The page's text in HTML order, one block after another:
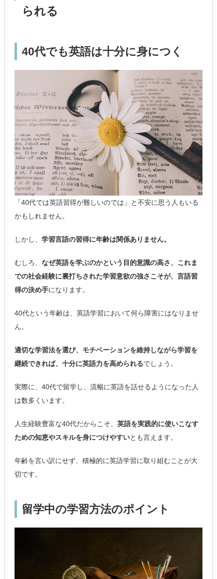
られる
40代でも英語は十分に身につく
「40代では英語習得が難しいのでは」と不安に思う人もいる
かもしれません。
しかし、 学習言語の習得に年齢は関係ありません。
むしろ、 なぜ英語を学ぶのかという目的意識の高さ、これま
での社会経験に裏打ちされた学習意欲の強さこそが、言語習
得の決め手になります。
40代という年齢は、英語学習において何ら障害にはなりませ
ん。
適切な学習法を選び、モチベーションを維持しながら学習を
継続できれば、十分に英語力を高められるでしょう。
実際に、40代で留学し、流暢に英語を話せるようになった人
は数多くいます。
人生経験豊富な40代だからこそ、 英語を実践的に使いこなす
ための知恵やスキルを身につけやすいとも言えます。
年齢を言い訳にせず、積極的に英語学習に取り組むことが大
切です。
留学中の学習方法のポイント